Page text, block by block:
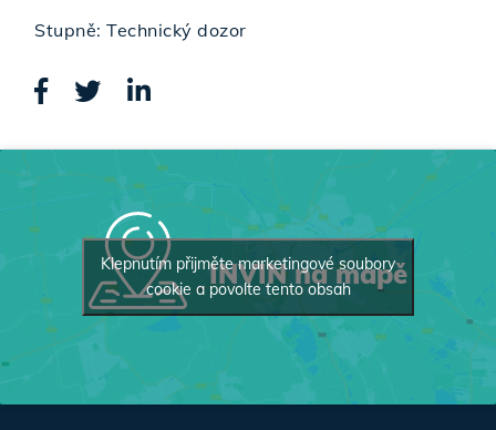
Stupně: Technický dozor
INVIN na mapě
Klepnutím přijměte marketingové soubory
cookie a povolte tento obsah